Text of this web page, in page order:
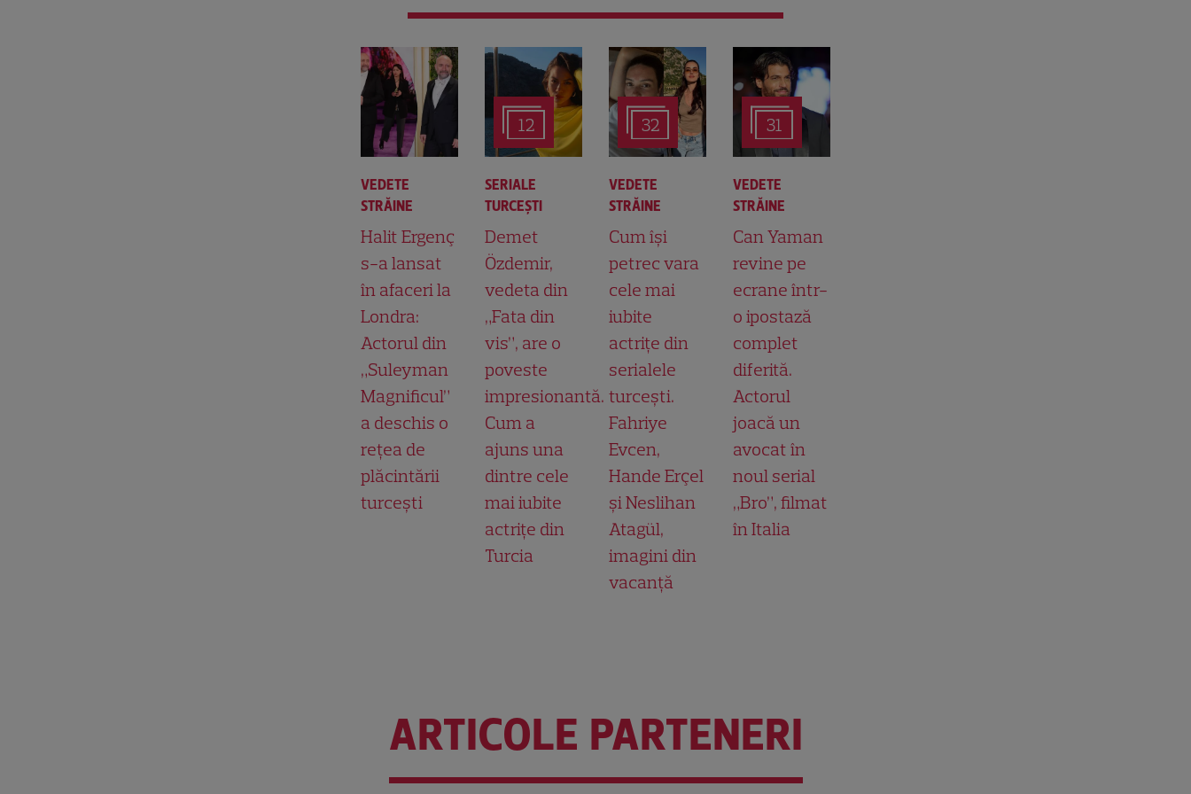
VEDETE
STRĂINE
Halit Ergenç
s-a lansat
în afaceri la
Londra:
Actorul din
„Suleyman
Magnificul”
a deschis o
rețea de
plăcintării
turcești
12
SERIALE
TURCEŞTI
Demet
Özdemir,
vedeta din
„Fata din
vis”, are o
poveste
impresionantă.
Cum a
ajuns una
dintre cele
mai iubite
actrițe din
Turcia
32
VEDETE
STRĂINE
Cum își
petrec vara
cele mai
iubite
actrițe din
serialele
turcești.
Fahriye
Evcen,
Hande Erçel
și Neslihan
Atagül,
imagini din
vacanță
31
VEDETE
STRĂINE
Can Yaman
revine pe
ecrane într-
o ipostază
complet
diferită.
Actorul
joacă un
avocat în
noul serial
„Bro”, filmat
în Italia
ARTICOLE PARTENERI